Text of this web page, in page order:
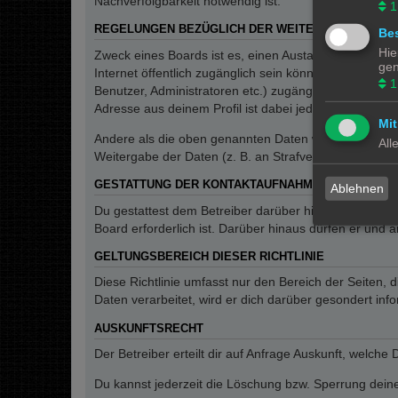
REGELUNGEN BEZÜGLICH DER WEITERGABE
Zweck eines Boards ist es, einen Austausch mit
Internet öffentlich zugänglich sein können. Der
Benutzer, Administratoren etc.) zugänglich sind.
Adresse aus deinem Profil ist dabei jedoch nur für
Andere als die oben genannten Daten wird der
Weitergabe der Daten (z. B. an
GESTATTUNG DER KONTAKTAUFNAHME
Du gestattest dem Betreiber darüber hinaus, dich
Board erforderlich ist. Darüber hinaus dürfen er und
GELTUNGSBEREICH DIESER RICHTLINIE
Diese Richtlinie umfasst nur den Bereich der Seiten,
Daten verarbeitet, wird er dich darüber gesondert
AUSKUNFTSRECHT
Der Betreiber erteilt dir auf Anfrage Auskunft, welche
Du kannst jederzeit die Löschung bzw. Sperrung
1
1
Ablehnen